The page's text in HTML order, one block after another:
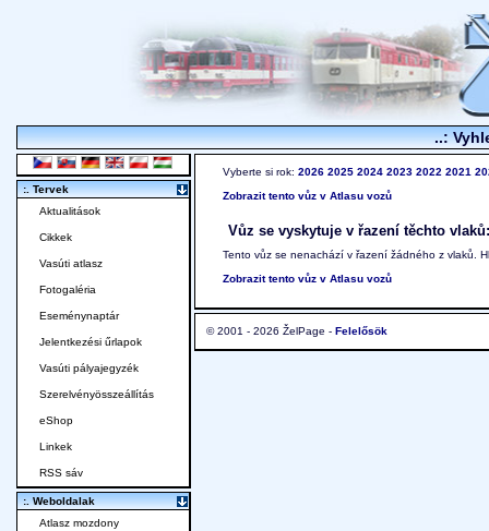
..:
Vyberte si rok: 2026 2025 2024 2023 2022 2021
Zobrazit tento vůz v Atlasu vozů
Vůz se vyskytuje v řazení těchto vlaků:
Tento vůz se nenachází v řazení žádného z vlaků.
Zobrazit tento vůz v Atlasu vozů
© 2001 - 2026 ŽelPage - Felelősök
:. Tervek
Aktualitások
Cikkek
Vasúti atlasz
Fotogaléria
Eseménynaptár
Jelentkezési űrlapok
Vasúti pályajegyzék
Szerelvényösszeállítás
eShop
Linkek
RSS sáv
:. Weboldalak
Atlasz mozdony